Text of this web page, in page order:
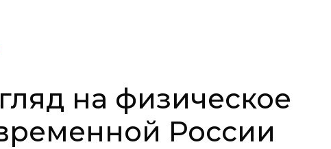
на физическое
России